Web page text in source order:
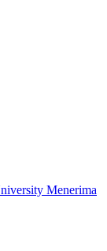
Menerima